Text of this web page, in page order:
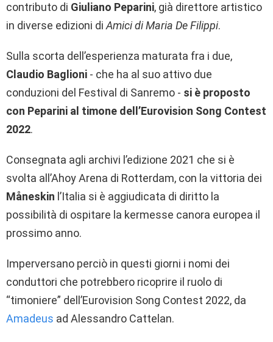
contributo di Giuliano Peparini, già direttore artistico
in diverse edizioni diAmici di Maria De Filippi.
Sulla scorta dell’esperienza maturata fra i due,
Claudio Baglioni - che ha al suo attivo due
conduzioni del Festival di Sanremo - si è proposto
con Peparini al timone dell’Eurovision Song Contest
2022.
Consegnata agli archivi l’edizione 2021 che si è
svolta all’Ahoy Arena di Rotterdam, con la vittoria dei
Måneskin l’Italia si è aggiudicata di diritto la
possibilità di ospitare la kermesse canora europea il
prossimo anno.
Imperversano perciò in questi giorni i nomi dei
conduttori che potrebbero ricoprire il ruolo di
“timoniere” dell’Eurovision Song Contest 2022, da
Amadeus ad Alessandro Cattelan.